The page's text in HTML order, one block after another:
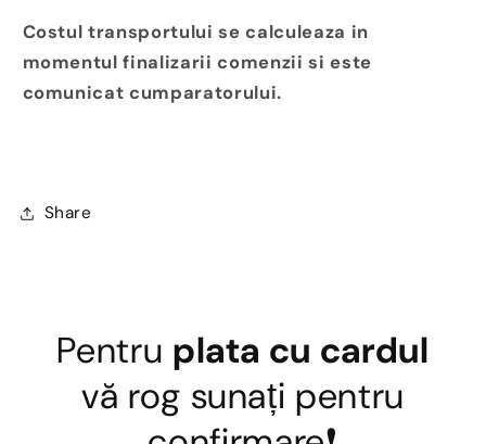
Costul transportului se calculeaza in
momentul finalizarii comenzii si este
comunicat cumparatorului.
Share
Pentru plata cu cardul
vă rog sunați pentru